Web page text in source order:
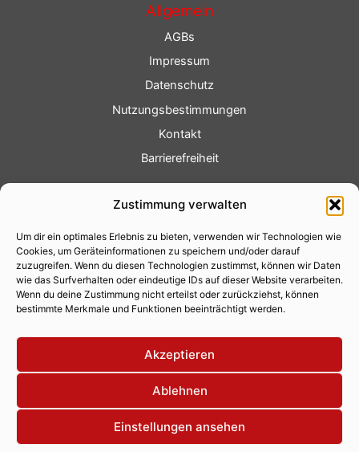
Zustimmung verwalten
Um dir ein optimales Erlebnis zu bieten, verwenden wir Technologien wie
Cookies, um Geräteinformationen zu speichern und/oder darauf
zuzugreifen. Wenn du diesen Technologien zustimmst, können wir Daten
wie das Surfverhalten oder eindeutige IDs auf dieser Website verarbeiten.
Wenn du deine Zustimmung nicht erteilst oder zurückziehst, können
bestimmte Merkmale und Funktionen beeinträchtigt werden.
Akzeptieren
Ablehnen
Einstellungen ansehen
Allgemein
AGBs
Impressum
Datenschutz
Nutzungsbestimmungen
Kontakt
Barrierefreiheit
Fotoservice
Videoservice
Werbung
Contenterstellung
Lokalnachrichten
Lokalfernsehen
Eventkalender